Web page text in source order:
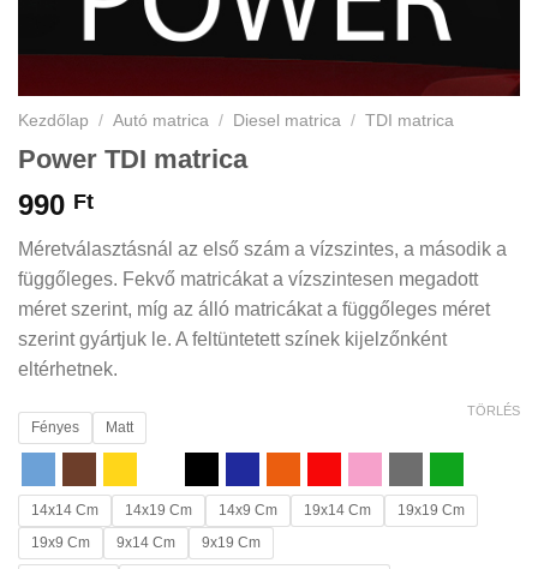
Kezdőlap / Autó matrica / Diesel matrica / TDI matrica
Power TDI matrica
990 Ft
Méretválasztásnál az első szám a vízszintes, a második a
függőleges. Fekvő matricákat a vízszintesen megadott
méret szerint, míg az álló matricákat a függőleges méret
szerint gyártjuk le. A feltüntetett színek kijelzőnként
eltérhetnek.
Fényes Matt
14x14 Cm 14x19 Cm 14x9 Cm 19x14 Cm
19x19 Cm
19x9 Cm
9x14 Cm 9x19 Cm
TÖRLÉS